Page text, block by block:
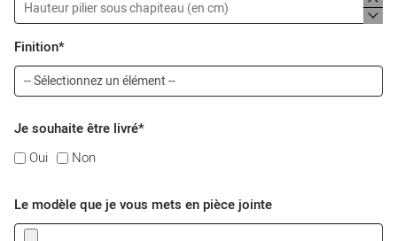
Finition*
Je souhaite être livré*
Oui
Non
Le modèle que je vous mets en pièce jointe